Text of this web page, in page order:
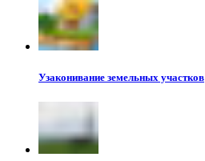
Узаконивание земельных участков